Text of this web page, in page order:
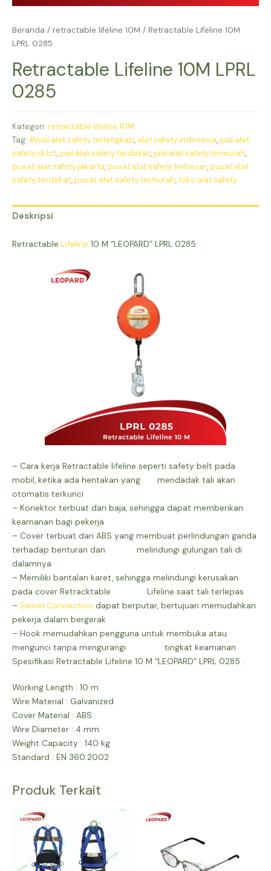
Beranda / retractable lifeline 10M / Retractable Lifeline 10M
LPRL 0285
Retractable Lifeline 10M LPRL
0285
Kategori: retractable lifeline 10M
Tag: #jual alat safety terlengkap, alat safety indonesia,jual alat
safety di lct,jual alat safety terdekat,jual alat safety termurah,
pusat alat safety jakarta,pusat alat safety terbesar,pusat alat
safety terdekat,pusat alat safety termurah,toko alat safety
Deskripsi
Retractable Lifeline 10 M “LEOPARD” LPRL 0285
– Cara kerja Retractable lifeline seperti safety belt pada
mobil, ketika ada hentakan yang mendadak tali akan
otomatis terkunci
– Konektor terbuat dari baja, sehingga dapat memberikan
keamanan bagi pekerja
– Cover terbuat dari ABS yang membuat perlindungan ganda
terhadap benturan dan melindungi gulungan tali di
dalamnya
– Memiliki bantalan karet, sehingga melindungi kerusakan
pada cover Retracktable Lifeline saat tali terlepas
– Swivel Connection dapat berputar, bertujuan memudahkan
pekerja dalam bergerak
– Hook memudahkan pengguna untuk membuka atau
mengunci tanpa mengurangi tingkat keamanan
Spesifikasi Retractable Lifeline 10 M “LEOPARD” LPRL 0285 :
Working Length : 10 m
Wire Material : Galvanized
Cover Material : ABS
Wire Diameter : 4 mm
Weight Capacity : 140 kg
Standard : EN 360:2002
Produk Terkait